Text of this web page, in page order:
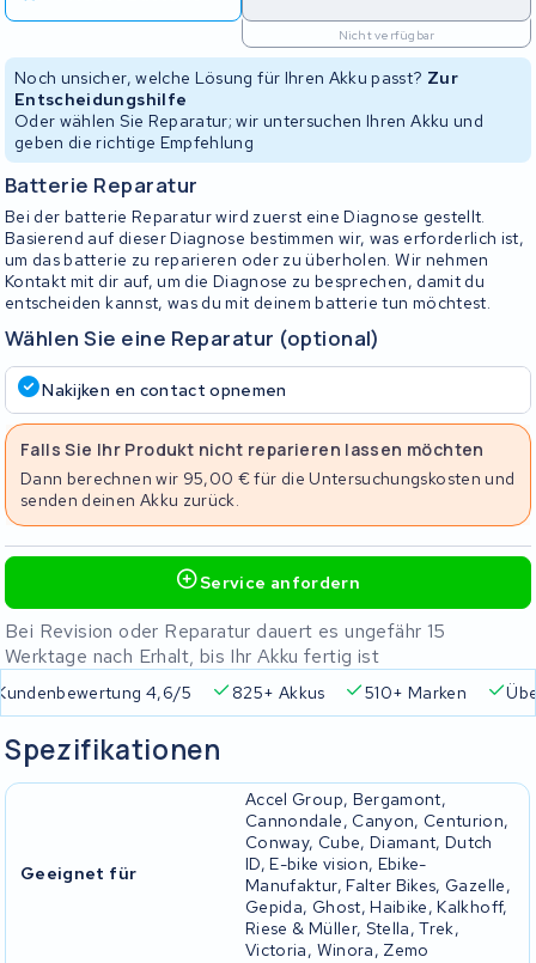
Nicht verfügbar
Noch unsicher, welche Lösung für Ihren Akku passt? Zur
Entscheidungshilfe
Oder wählen Sie Reparatur; wir untersuchen Ihren Akku und
geben die richtige Empfehlung
Batterie Reparatur
Bei der batterie Reparatur wird zuerst eine Diagnose gestellt.
Basierend auf dieser Diagnose bestimmen wir, was erforderlich ist,
um das batterie zu reparieren oder zu überholen. Wir nehmen
Kontakt mit dir auf, um die Diagnose zu besprechen, damit du
entscheiden kannst, was du mit deinem batterie tun möchtest.
Wählen Sie eine Reparatur (optional)
Nakijken en contact opnemen
Falls Sie Ihr Produkt nicht reparieren lassen möchten
Dann berechnen wir 95,00 € für die Untersuchungskosten und
senden deinen Akku zurück.
Service anfordern
Bei Revision oder Reparatur dauert es ungefähr 15
Werktage nach Erhalt, bis Ihr Akku fertig ist
4,6/5 825+ Akkus 510+ Marken
Spezifikationen
Geeignet für
Accel Group, Bergamont,
Cannondale, Canyon, Centurion,
Conway, Cube, Diamant, Dutch
ID, E-bike vision, Ebike-
Manufaktur, Falter Bikes, Gazelle,
Gepida, Ghost, Haibike, Kalkhoff,
Riese & Müller, Stella, Trek,
Victoria, Winora, Zemo